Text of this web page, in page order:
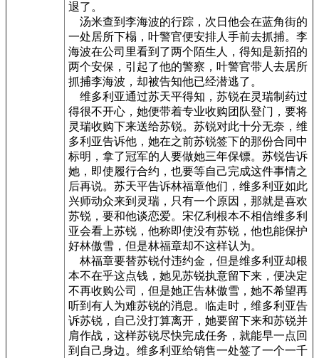
退了。
汤米查到李海波的行踪，次日他会在蓝角街的
一处居所下榻，叶警官便安排人手前去抓捕。李
海波在公司里看到了两个陌生人，得知是新招的
两个安保，引起了他的警察，叶警官带人去居所
抓捕李海波，却被告知他已经潜逃了。
维多利亚通过苏天平得知，苏锐在灵瑞制药过
得很不开心，她便带着专业收购团队登门，要将
灵瑞收购下来送给苏锐。苏锐对此十分无奈，维
多利亚告诉他，她在之前苏锐签下的那份合同中
标明，拿了冠军的人要做她三年保镖。苏锐告诉
她，即使履行合约，也要等自己完成这件事情之
后再说。苏天平告诉林福章他们，维多利亚如此
兴师动众来到灵瑞，只有一个原因，那就是喜欢
苏锐，要和他谈恋爱。宋亿利根本不相信维多利
亚会看上苏锐，他称即使没有苏锐，他也能保护
好林傲雪，但是林福章却不这样认为。
林福章要替苏锐付违约金，但是维多利亚却根
本不在乎这点钱，她见苏锐执意留下来，便决定
不再收购公司，但是她正告林傲雪，她不希望再
听到有人为难苏锐的消息。临走时，维多利亚告
诉苏锐，自己没打算离开，她要留下来和苏锐并
肩作战，这样苏锐尽快完成任务，就能早一点回
到自己身边。维多利亚给销售一处签了一个一千